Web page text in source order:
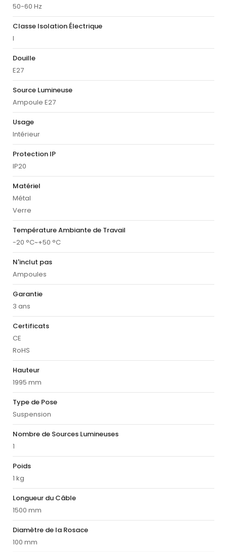
50-60 Hz
Classe Isolation Électrique
I
Douille
E27
Source Lumineuse
Ampoule E27
Usage
Intérieur
Protection IP
IP20
Matériel
Métal
Verre
Température Ambiante de Travail
-20 °C~+50 °C
N'inclut pas
Ampoules
Garantie
3 ans
Certificats
CE
RoHS
Hauteur
1995 mm
Type de Pose
Suspension
Nombre de Sources Lumineuses
1
Poids
1 kg
Longueur du Câble
1500 mm
Diamètre de la Rosace
100 mm